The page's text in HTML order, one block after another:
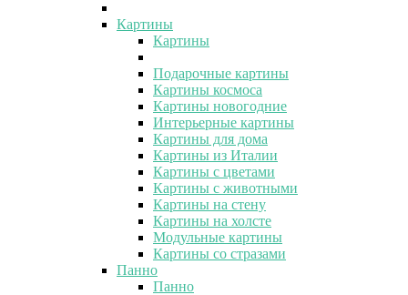
Картины
Картины
Подарочные картины
Картины космоса
Картины новогодние
Интерьерные картины
Картины для дома
Картины из Италии
Картины с цветами
Картины с животными
Картины на стену
Картины на холсте
Модульные картины
Картины со стразами
Панно
Панно